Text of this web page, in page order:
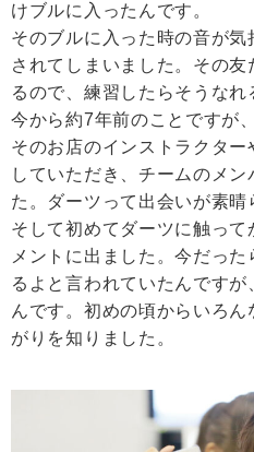
けブルに入ったんです。
そのブルに入った時の音が
されてしまいました。その
るので、練習したらそうなれ
今から約7年前のことですが
そのお店のインストラクター
していただき、チームのメ
た。ダーツって出会いが素晴
そして初めてダーツに触っ
メントに出ました。今だっ
るよと言われていたんです
んです。初めの頃からいろ
がりを知りました。